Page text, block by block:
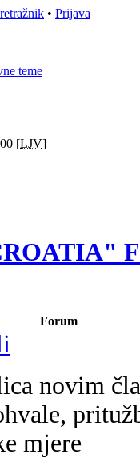
• Prijava
teme
[LJV]
Forum
novim
mjere